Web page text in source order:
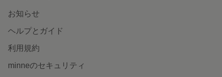
お知らせ
ヘルプとガイド
利用規約
minneのセキュリティ